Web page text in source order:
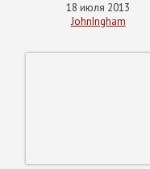
18 июля 2013
JohnIngham